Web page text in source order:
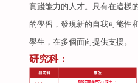
實踐能力的人才。只有在這樣
的學習，發現新的自我可能性
學生，在多個面向提供支援。
研究科：